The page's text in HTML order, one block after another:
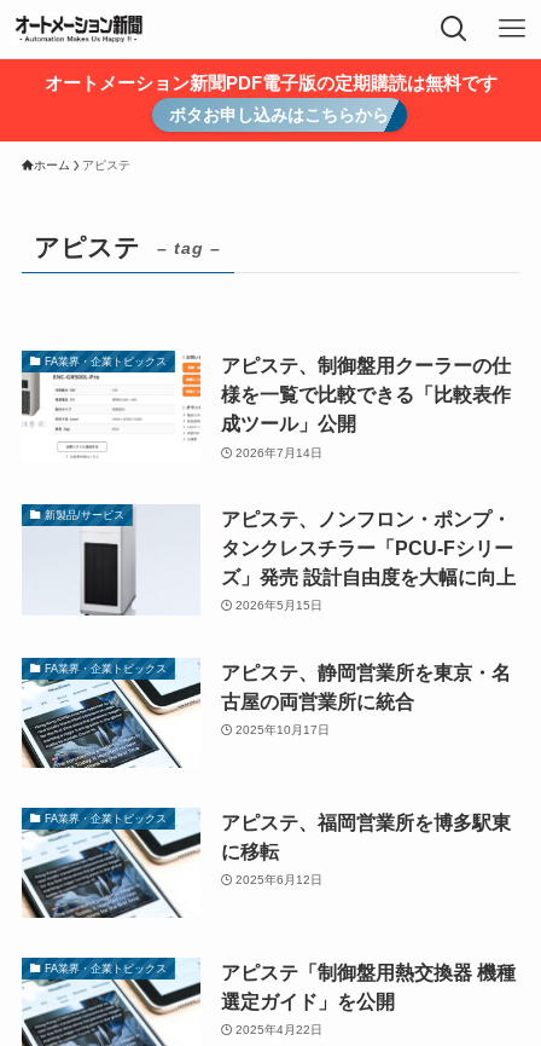
オートメーション新聞PDF電子版の定期購読は無料です
ボタお申し込みはこちらから
ホーム アピステ
アピステ – tag –
FA業界・企業トピックス
アピステ、制御盤用クーラーの仕
様を一覧で比較できる「比較表作
成ツール」公開
2026年7月14日
新製品/サービス
アピステ、ノンフロン・ポンプ・
タンクレスチラー「PCU-Fシリー
ズ」発売 設計自由度を大幅に向上
2026年5月15日
FA業界・企業トピックス
アピステ、静岡営業所を東京・名
古屋の両営業所に統合
2025年10月17日
FA業界・企業トピックス
アピステ、福岡営業所を博多駅東
に移転
2025年6月12日
FA業界・企業トピックス
アピステ「制御盤用熱交換器 機種
選定ガイド」を公開
2025年4月22日